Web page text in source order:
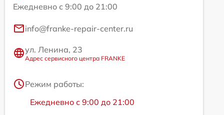
Ежедневно с 9:00 до 21:00
info@franke-repair-center.ru
ул. Ленина, 23
Адрес сервисного центра FRANKE
Режим работы:
Ежедневно с 9:00 до 21:00